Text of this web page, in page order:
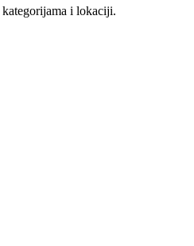
i lokaciji.